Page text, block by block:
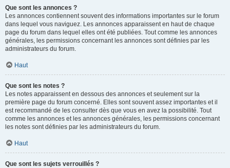
Que sont les annonces ?
Les annonces contiennent souvent des informations importantes sur le forum
dans lequel vous naviguez. Les annonces apparaissent en haut de chaque
page du forum dans lequel elles ont été publiées. Tout comme les annonces
générales, les permissions concernant les annonces sont définies par les
administrateurs du forum.
Haut
Que sont les notes ?
Les notes apparaissent en dessous des annonces et seulement sur la
première page du forum concerné. Elles sont souvent assez importantes et il
est recommandé de les consulter dès que vous en avez la possibilité. Tout
comme les annonces et les annonces générales, les permissions concernant
les notes sont définies par les administrateurs du forum.
Haut
Que sont les sujets verrouillés ?